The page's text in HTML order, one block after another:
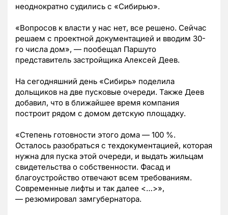
неоднократно судились с «Сибирью».
«Вопросов к власти у нас нет, все решено. Сейчас
решаем с проектной документацией и вводим 30-
го числа дом», — пообещал Паршуто
представитель застройщика Алексей Деев.
На сегодняшний день «Сибирь» поделила
дольщиков на две пусковые очереди. Также Деев
добавил, что в ближайшее время компания
построит рядом с домом детскую площадку.
«Степень готовности этого дома — 100 %.
Осталось разобраться с техдокументацией, которая
нужна для пуска этой очереди, и выдать жильцам
свидетельства о собственности. Фасад и
благоустройство отвечают всем требованиям.
Современные лифты и так далее <…>»,
— резюмировал замгубернатора.